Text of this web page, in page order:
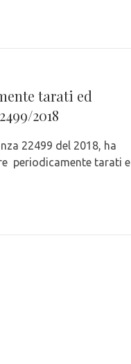
tarati ed
2018
22499 del 2018, ha
periodicamente tarati e